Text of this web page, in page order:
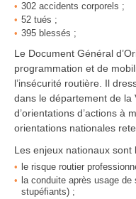
302 accidents corporels ;
52 tués ;
395 blessés ;
Le Document Général
programmation et de
l’insécurité routière. Il
dans le département de la
d’orientations d’actions à
orientations nationales
Les enjeux nationaux sont
le risque routier
la conduite après usage
stupéfiants) ;